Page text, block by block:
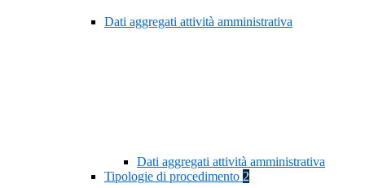
Dati aggregati attività amministrativa
Dati aggregati attività amministrativa
Tipologie di procedimento 2